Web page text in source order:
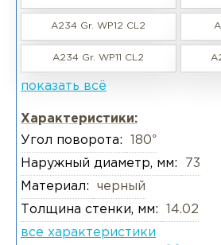
A234 Gr. WP12 CL2
A234 Gr. WP11 CL2
показать всё
Характеристики:
Угол поворота:
180°
Наружный диаметр, мм:
73
Материал:
черный
Толщина стенки, мм:
14.02
все характеристики